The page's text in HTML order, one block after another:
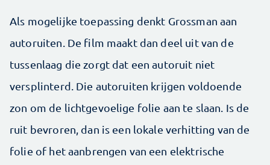
Als mogelijke toepassing denkt Grossman aan
autoruiten. De film maakt dan deel uit van de
tussenlaag die zorgt dat een autoruit niet
versplinterd. Die autoruiten krijgen voldoende
zon om de lichtgevoelige folie aan te slaan. Is de
ruit bevroren, dan is een lokale verhitting van de
folie of het aanbrengen van een elektrische